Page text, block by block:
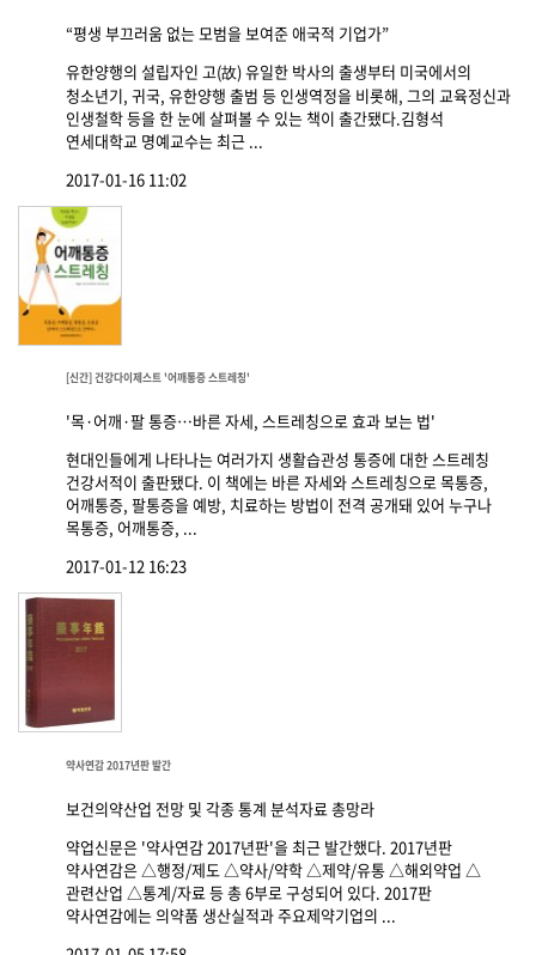
“평생 부끄러움 없는 모범을 보여준 애국적 기업가”
유한양행의 설립자인 고(故) 유일한 박사의 출생부터 미국에서의
청소년기, 귀국, 유한양행 출범 등 인생역정을 비롯해, 그의 교육정신과
인생철학 등을 한 눈에 살펴볼 수 있는 책이 출간됐다.김형석
연세대학교 명예교수는 최근 ...
2017-01-16 11:02
[신간] 건강다이제스트 '어깨통증 스트레칭'
'목·어깨·팔 통증…바른 자세, 스트레칭으로 효과 보는 법'
현대인들에게 나타나는 여러가지 생활습관성 통증에 대한 스트레칭
건강서적이 출판됐다. 이 책에는 바른 자세와 스트레칭으로 목통증,
어깨통증, 팔통증을 예방, 치료하는 방법이 전격 공개돼 있어 누구나
목통증, 어깨통증, ...
2017-01-12 16:23
약사연감 2017년판 발간
보건의약산업 전망 및 각종 통계 분석자료 총망라
약업신문은 '약사연감 2017년판'을 최근 발간했다. 2017년판
약사연감은 △행정/제도 △약사/약학 △제약/유통 △해외약업 △
관련산업 △통계/자료 등 총 6부로 구성되어 있다. 2017판
약사연감에는 의약품 생산실적과 주요제약기업의 ...